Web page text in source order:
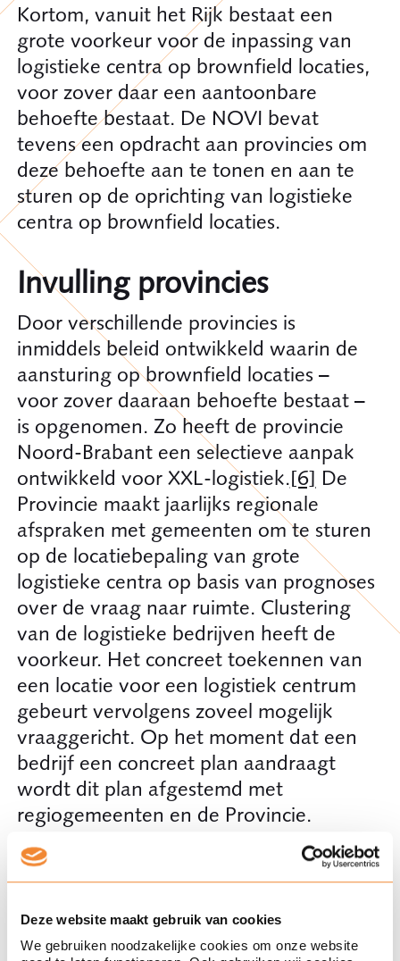
Deze website maakt gebruik van cookies
We gebruiken noodzakelijke cookies om onze website
Kortom, vanuit het Rijk bestaat een
grote voorkeur voor de inpassing van
logistieke centra op brownfield locaties,
voor zover daar een aantoonbare
behoefte bestaat. De NOVI bevat
tevens een opdracht aan provincies om
deze behoefte aan te tonen en aan te
sturen op de oprichting van logistieke
centra op brownfield locaties.
Invulling provincies
Door verschillende provincies is
inmiddels beleid ontwikkeld waarin de
aansturing op brownfield locaties –
voor zover daaraan behoefte bestaat –
is opgenomen. Zo heeft de provincie
Noord-Brabant een selectieve aanpak
ontwikkeld voor XXL-logistiek.[6] De
Provincie maakt jaarlijks regionale
afspraken met gemeenten om te sturen
op de locatiebepaling van grote
logistieke centra op basis van prognoses
over de vraag naar ruimte. Clustering
van de logistieke bedrijven heeft de
voorkeur. Het concreet toekennen van
een locatie voor een logistiek centrum
gebeurt vervolgens zoveel mogelijk
vraaggericht. Op het moment dat een
bedrijf een concreet plan aandraagt
wordt dit plan afgestemd met
regiogemeenten en de Provincie.
Vervolgens kan de gemeente een
ruimtelijke procedure starten om de
ontwikkeling te realiseren. De provincie
Noord-Brabant doet tevens onderzoek
naar brownfield locaties en heeft reeds